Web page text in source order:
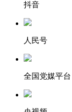
抖音
人民号
全国党媒平台